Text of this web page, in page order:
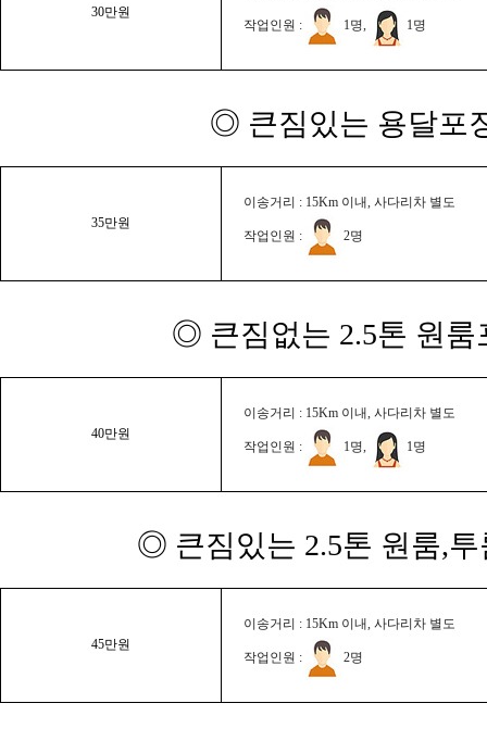
30만원
작업인원 : 1명, 1명
◎ 큰짐있는 용달포
35만원
이송거리 : 15Km 이내, 사다리차 별도
작업인원 : 2명
◎ 큰짐없는 2.5톤 원룸
40만원
이송거리 : 15Km 이내, 사다리차 별도
작업인원 : 1명, 1명
◎ 큰짐있는 2.5톤 원룸,
45만원
이송거리 : 15Km 이내, 사다리차 별도
작업인원 : 2명